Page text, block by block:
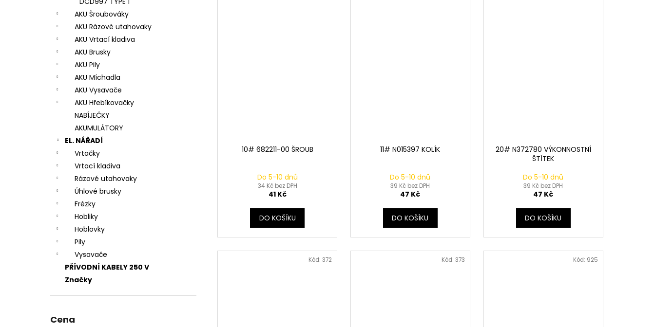
AKU Šroubováky
AKU Rázové utahovaky
AKU Vrtací kladiva
AKU Brusky
AKU Pily
AKU Míchadla
AKU Vysavače
AKU Hřebíkovačky
NABÍJEČKY
AKUMULÁTORY
EL. NÁŘADÍ
Vrtačky
Vrtací kladiva
Rázové utahovaky
Úhlové brusky
Frézky
Hobliky
Hoblovky
Pily
Vysavače
PŘÍVODNÍ KABELY 250 V
Značky
Cena
10# 682211-00 ŠROUB
Do 5-10 dnů
34 Kč bez DPH
41 Kč
DO KOŠÍKU
11# N015397 KOLÍK
Do 5-10 dnů
39 Kč bez DPH
47 Kč
DO KOŠÍKU
20# N372780 VÝKONNOSTNÍ
ŠTÍTEK
Do 5-10 dnů
39 Kč bez DPH
47 Kč
DO KOŠÍKU
Kód:372 Kód: 373 Kód: 925